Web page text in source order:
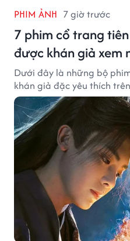
PHIM ẢNH 7 giờ trước
7 phim cổ trang
được khán giả xem
Dưới đây là những bộ
khán giả đặc yêu thích